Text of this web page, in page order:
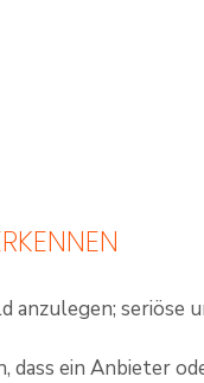
anzulegen; seriöse
dass ein Anbieter